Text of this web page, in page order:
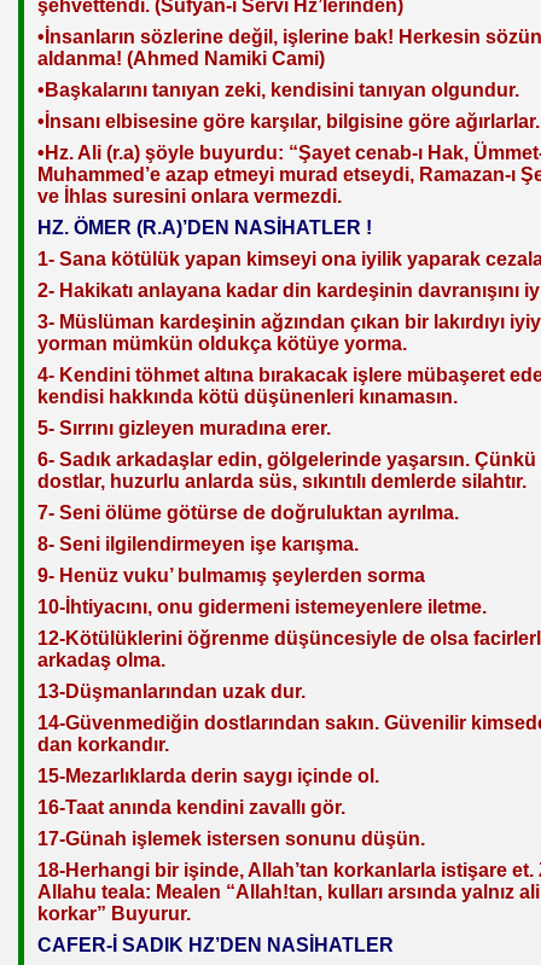
şehvettendi. (Süfyan-ı Servi Hz’lerinden)
•İnsanların sözlerine değil, işlerine bak! Herkesin
aldanma! (Ahmed Namiki Cami)
•Başkalarını tanıyan zeki, kendisini tanıyan olgundur.
•İnsanı elbisesine göre karşılar, bilgisine göre ağırlarlar.
•Hz. Ali (r.a) şöyle buyurdu: “Şayet cenab-ı Hak,
Muhammed’e azap etmeyi murad etseydi, Ramazan-ı
ve İhlas suresini onlara vermezdi.
HZ. ÖMER (R.A)’DEN NASİHATLER !
1- Sana kötülük yapan kimseyi ona iyilik yaparak
2- Hakikatı anlayana kadar din kardeşinin davranışını
3- Müslüman kardeşinin ağzından çıkan bir lakırdıyı
yorman mümkün oldukça kötüye yorma.
4- Kendini töhmet altına bırakacak işlere mübaşeret
kendisi hakkında kötü düşünenleri kınamasın.
5- Sırrını gizleyen muradına erer.
6- Sadık arkadaşlar edin, gölgelerinde yaşarsın. Çünkü
dostlar, huzurlu anlarda süs, sıkıntılı demlerde silahtır.
7- Seni ölüme götürse de doğruluktan ayrılma.
8- Seni ilgilendirmeyen işe karışma.
9- Henüz vuku’ bulmamış şeylerden sorma
10-İhtiyacını, onu gidermeni istemeyenlere iletme.
12-Kötülüklerini öğrenme düşüncesiyle de olsa
arkadaş olma.
13-Düşmanlarından uzak dur.
14-Güvenmediğin dostlarından sakın. Güvenilir
dan korkandır.
15-Mezarlıklarda derin saygı içinde ol.
16-Taat anında kendini zavallı gör.
17-Günah işlemek istersen sonunu düşün.
18-Herhangi bir işinde, Allah’tan korkanlarla istişare et.
Allahu teala: Mealen “Allah!tan, kulları arsında yalnız
korkar” Buyurur.
CAFER-İ SADIK HZ’DEN NASİHATLER
tıkla